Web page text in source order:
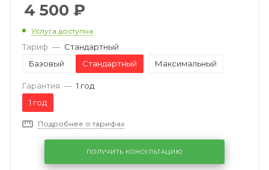
4 500 ₽
Услуга доступна
Тариф — Стандартный
Базовый
Стандартный Максимальный
Гарантия — 1 год
1 год
Подробнее о тарифах
ПОЛУЧИТЬ КОНСУЛЬТАЦИЮ